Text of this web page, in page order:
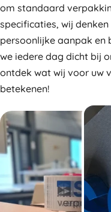
om standaard
specificaties, wij
persoonlijke aanpak
we iedere dag dicht bij
ontdek wat wij voor uw
betekenen!